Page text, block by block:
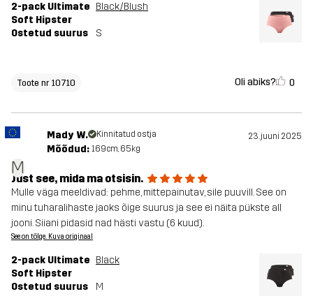
2-pack Ultimate
Soft Hipster
Black/Blush
Ostetud suurus S
Toote nr 10710 Oli abiks? 0
M
Mady W. Kinnitatud ostja 23. juuni 2025
Mõõdud: 169cm, 65kg
Just see, mida ma otsisin.
Mulle väga meeldivad: pehme, mittepainutav, sile puuvill. See on
minu tuharalihaste jaoks õige suurus ja see ei näita pükste all
jooni. Siiani pidasid nad hästi vastu (6 kuud).
See on tõlge. Kuva originaal
2-pack Ultimate
Soft Hipster
Black
Ostetud suurus M